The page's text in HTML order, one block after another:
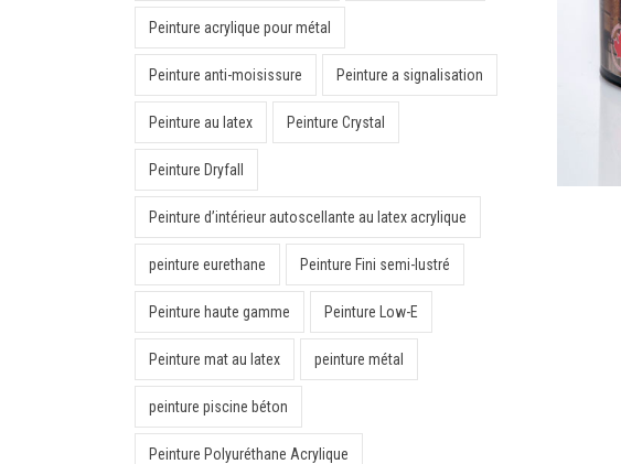
Peinture acrylique pour métal
Peinture anti-moisissure Peinture a signalisation
Peinture au latex Peinture Crystal
Peinture Dryfall
Peinture d’intérieur autoscellante au latex acrylique
peinture eurethane Peinture Fini semi-lustré
Peinture haute gamme Peinture Low-E
Peinture mat au latex peinture métal
peinture piscine béton
Peinture Polyuréthane Acrylique